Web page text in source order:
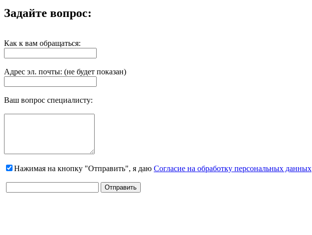
Задайте вопрос:
Как к вам обращаться:
Адрес эл. почты: (не будет показан)
Ваш вопрос специалисту:
Нажимая на кнопку "Отправить", я даю Согласие на обработку персональных данных